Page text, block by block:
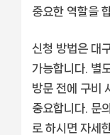
중요한 역할을
신청 방법은 대
가능합니다. 별
방문 전에 구비
중요합니다.
로 하시면 자세